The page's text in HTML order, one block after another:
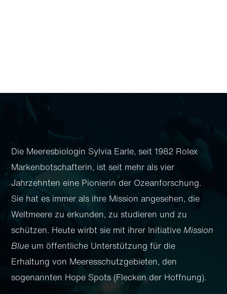
Die Meeresbiologin Sylvia Earle, seit 1982 Rolex
Markenbotschafterin, ist seit mehr als vier
Jahrzehnten eine Pionierin der Ozeanforschung.
Sie hat es immer als ihre Mission angesehen, die
Weltmeere zu erkunden, zu studieren und zu
schützen. Heute wirbt sie mit ihrer InitiativeMission
Blue um öffentliche Unterstützung für die
Erhaltung von Meeresschutzgebieten, den
sogenannten Hope Spots (Flecken der Hoffnung).